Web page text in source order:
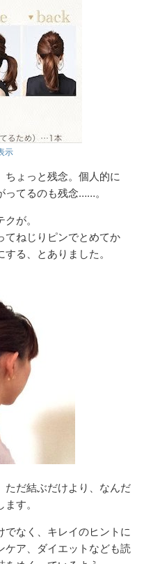
示
ちょっと残念。個人的に
ってるのも残念……。
が。
てねじりピンでとめてか
る、とありました。
ただ結ぶだけより、なんだ
す。
なく、キレイのヒントに
ケア、ダイエットなども読